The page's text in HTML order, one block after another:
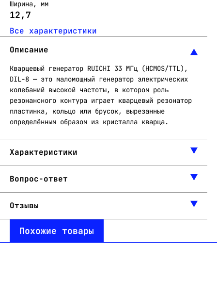
Ширина, мм
12,7
Все характеристики
Описание
Кварцевый генератор RUICHI 33 МГц (HCMOS/TTL),
DIL-8 — это маломощный генератор электрических
колебаний высокой частоты, в котором роль
резонансного контура играет кварцевый резонатор
пластинка, кольцо или брусок, вырезанные
определённым образом из кристалла кварца.
Характеристики
Вопрос-ответ
Отзывы
Похожие товары